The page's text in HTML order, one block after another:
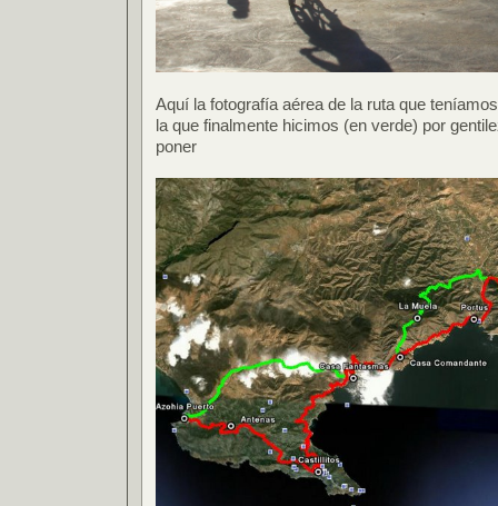
Aquí la fotografía aérea de la ruta que
la que finalmente hicimos (en verde) por
poner